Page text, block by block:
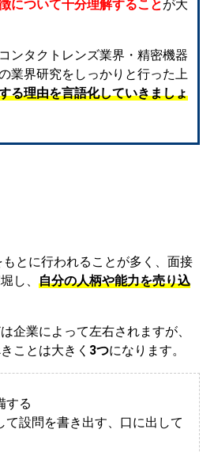
について十分理解することが大
ンタクトレンズ業界・精密機器
業界研究をしっかりと行った上
る理由を言語化していきましょ
とに行われることが多く、面接
し、 自分の人柄や能力を売り込
企業によって左右されますが、
ことは大きく 3つになります。
する
て設問を書き出す、口に出して